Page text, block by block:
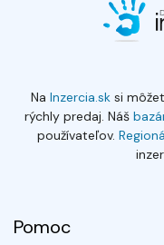
Na Inzercia.sksi
rýchly predaj. Náš
používateľov.
Pomoc